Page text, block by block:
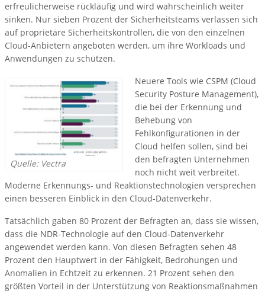
erfreulicherweise rückläufig und wird wahrscheinlich weiter
sinken. Nur sieben Prozent der Sicherheitsteams verlassen sich
auf proprietäre Sicherheitskontrollen, die von den einzelnen
Cloud-Anbietern angeboten werden, um ihre Workloads und
Anwendungen zu schützen.
Quelle: Vectra
Neuere Tools wie CSPM (Cloud
Security Posture Management),
die bei der Erkennung und
Behebung von
Fehlkonfigurationen in der
Cloud helfen sollen, sind bei
den befragten Unternehmen
noch nicht weit verbreitet.
Moderne Erkennungs- und Reaktionstechnologien versprechen
einen besseren Einblick in den Cloud-Datenverkehr.
Tatsächlich gaben 80 Prozent der Befragten an, dass sie wissen,
dass die NDR-Technologie auf den Cloud-Datenverkehr
angewendet werden kann. Von diesen Befragten sehen 48
Prozent den Hauptwert in der Fähigkeit, Bedrohungen und
Anomalien in Echtzeit zu erkennen. 21 Prozent sehen den
größten Vorteil in der Unterstützung von Reaktionsmaßnahmen